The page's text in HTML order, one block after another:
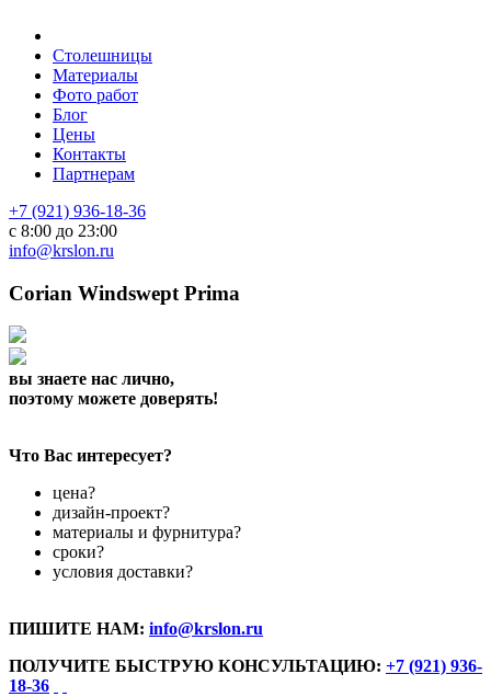
Столешницы
Материалы
Фото работ
Блог
Цены
Контакты
Партнерам
+7 (921) 936-18-36
с 8:00 до 23:00
info@krslon.ru
Corian Windswept Prima
вы знаете нас лично,
поэтому можете доверять!
Что Вас интересует?
цена?
дизайн-проект?
материалы и фурнитура?
сроки?
условия доставки?
ПИШИТЕ НАМ: info@krslon.ru
ПОЛУЧИТЕ БЫСТРУЮ КОНСУЛЬТАЦИЮ: +7 (921) 936-
18-36